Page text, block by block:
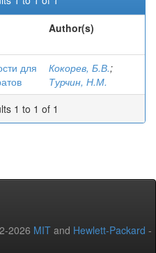
Author(s)
для
Кокорев, Б.В.;
Турчин, Н.М.
1 to 1 of 1
2026 MIT and Hewlett-Packard -